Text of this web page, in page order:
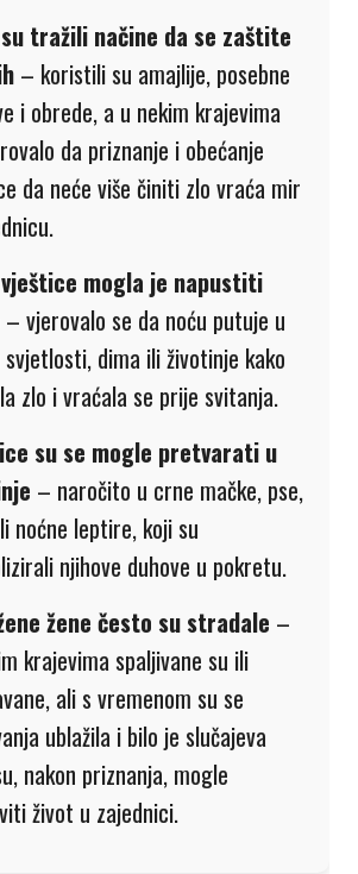
tražili načine da se zaštite
– koristili su amajlije, posebne
i obrede, a u nekim krajevima
da priznanje i obećanje
da neće više činiti zlo vraća mir
vještice mogla je napustiti
– vjerovalo se da noću putuje u
svjetlosti, dima ili životinje kako
zlo i vraćala se prije svitanja.
su se mogle pretvarati u
– naročito u crne mačke, pse,
noćne leptire, koji su
njihove duhove u pokretu.
žene često su stradale –
krajevima spaljivane su ili
ali s vremenom su se
ublažila i bilo je slučajeva
nakon priznanja, mogle
život u zajednici.